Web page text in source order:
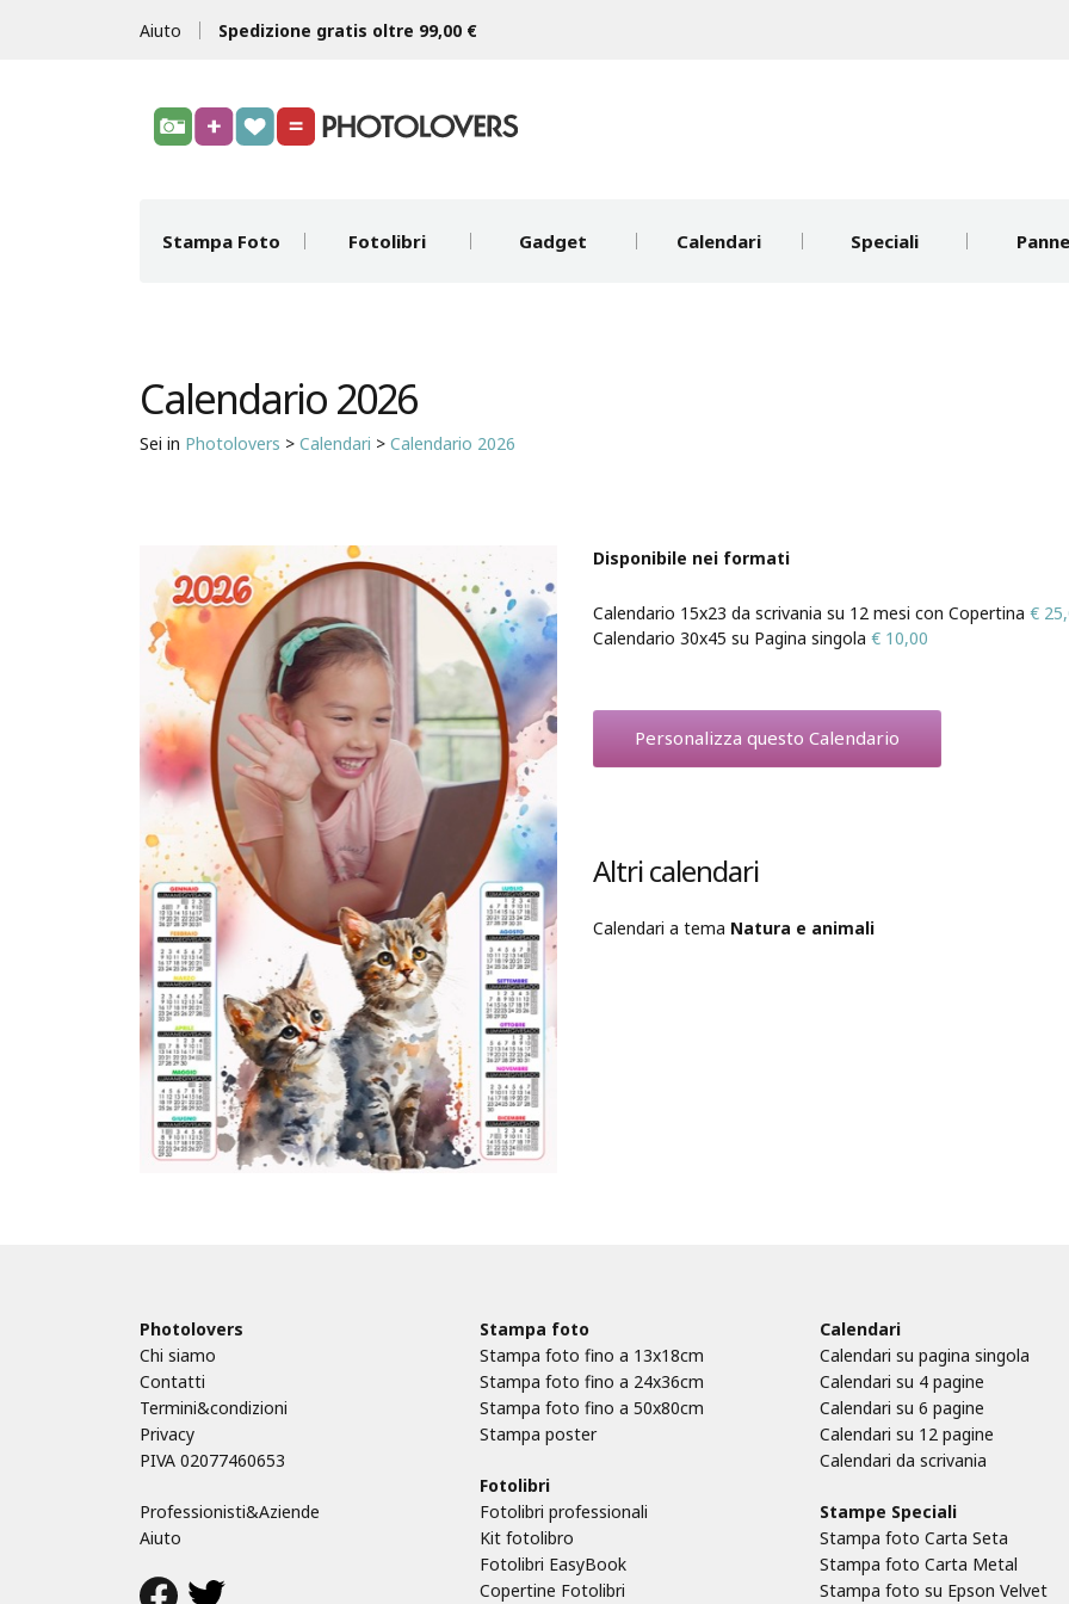
Aiuto Spedizione gratis oltre 99,00 €
Stampa Foto Fotolibri Gadget Calendari Speciali
Calendario 2026
Sei in Photolovers > Calendari > Calendario 2026
Disponibile nei formati
Calendario 15x23 da scrivania su 12 mesi con Copertina €
Calendario 30x45 su Pagina singola € 10,00
Personalizza questo Calendario
Altri calendari
Calendari a tema Natura e animali
Photolovers
Chi siamo
Contatti
Termini&condizioni
Privacy
PIVA 02077460653
Professionisti&Aziende
Aiuto
Stampa foto
Stampa foto fino a 13x18cm
Stampa foto fino a 24x36cm
Stampa foto fino a 50x80cm
Stampa poster
Fotolibri
Fotolibri professionali
Kit fotolibro
Fotolibri EasyBook
Copertine Fotolibri
Calendari
Calendari su pagina singola
Calendari su 4 pagine
Calendari su 6 pagine
Calendari su 12 pagine
Calendari da scrivania
Stampe Speciali
Stampa foto Carta Seta
Stampa foto Carta Metal
Stampa foto su Epson Velvet